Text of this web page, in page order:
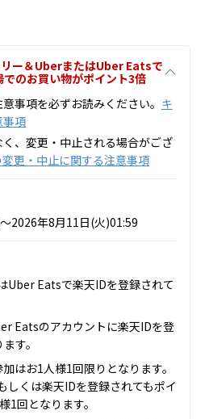
ー＆UberまたはUber Eatsで
のお買い物がポイント3倍
事項を必ずお読みください。 キ
事項
、変更・中止される場合がござ
更・中止に関する注意事項
2026年8月11日(火)01:59
Uber Eatsで楽天IDを登録されて
Eatsのアカウントに楽天IDを登
す。
はお1人様1回限りとなります。
しくは楽天IDを登録されてもポイ
1回となります。